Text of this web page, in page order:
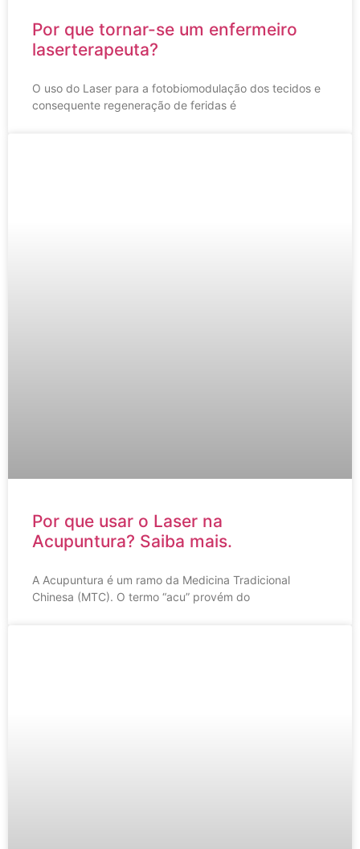
Por que tornar-se um enfermeiro
laserterapeuta?
O uso do Laser para a fotobiomodulação dos tecidos e
consequente regeneração de feridas é
Por que usar o Laser na
Acupuntura? Saiba mais.
A Acupuntura é um ramo da Medicina Tradicional
Chinesa (MTC). O termo “acu” provém do